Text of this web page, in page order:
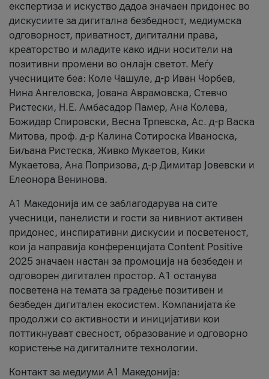
експертиза и искуство дадоа значаен придонес во
дискусиите за дигитална безбедност, медиумска
одговорност, приватност, дигитални права,
креаторство и младите како идни носители на
позитивни промени во онлајн светот. Меѓу
учесниците беа: Коле Чашуле, д-р Иван Чорбев,
Нина Ангеловска, Јована Аврамовска, Стевчо
Ристески, Н.Е. Амбасадор Памер, Ана Колева,
Божидар Спировски, Весна Трпевска, Ас. д-р Васка
Митова, проф. д-р Калина Сотироска Иваноска,
Биљана Ристеска, Живко Мукаетов, Кики
Мукаетова, Ана Попризова, д-р Димитар Јовевски и
Елеонора Венинова.
А1 Македонија им се заблагодарува на сите
учесници, панелисти и гости за нивниот активен
придонес, инспиративни дискусии и посветеност,
кои ја направија конференцијата Content Positive
2025 значаен настан за промоција на безбеден и
одговорен дигитален простор. А1 останува
посветена на темата за градење позитивен и
безбеден дигитален екосистем. Компанијата ќе
продолжи со активности и иницијативи кои
поттикнуваат свесност, образование и одговорно
користење на дигиталните технологии.
Контакт за медиуми А1 Македонија: